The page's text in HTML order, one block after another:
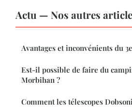
Actu — Nos autres
Avantages et inconvénients du
Est-il possible de faire du
Morbihan ?
Comment les télescopes